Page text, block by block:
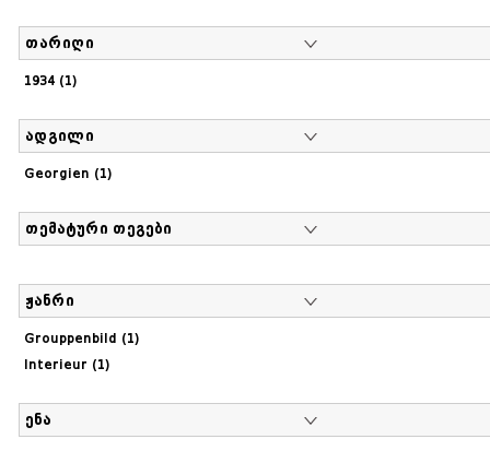
თარიღი
1934 (1)
ადგილი
Georgien (1)
თემატური თეგები
ჟანრი
Grouppenbild (1)
Interieur (1)
ენა